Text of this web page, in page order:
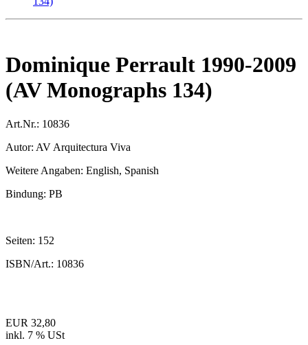
Dominique Perrault 1990-2009
(AV Monographs 134)
Art.Nr.: 10836
Autor: AV Arquitectura Viva
Weitere Angaben: English, Spanish
Bindung: PB
Seiten: 152
ISBN/Art.: 10836
EUR 32,80
inkl. 7 % USt